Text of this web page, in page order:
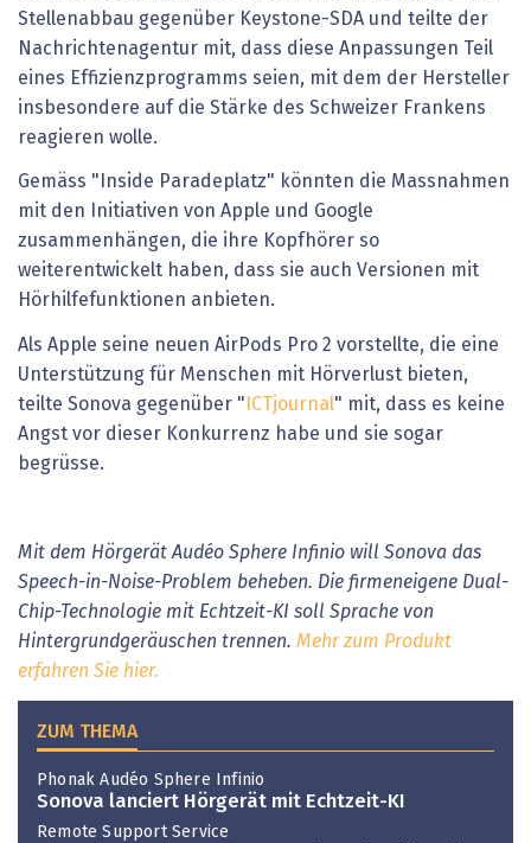
Stellenabbau gegenüber Keystone-SDA und teilte der
Nachrichtenagentur mit, dass diese Anpassungen Teil
eines Effizienzprogramms seien, mit dem der Hersteller
insbesondere auf die Stärke des Schweizer Frankens
reagieren wolle.
Gemäss "Inside Paradeplatz" könnten die Massnahmen
mit den Initiativen von Apple und Google
zusammenhängen, die ihre Kopfhörer so
weiterentwickelt haben, dass sie auch Versionen mit
Hörhilfefunktionen anbieten.
Als Apple seine neuen AirPods Pro 2 vorstellte, die eine
Unterstützung für Menschen mit Hörverlust bieten,
teilte Sonova gegenüber " ICTjournal" mit, dass es keine
Angst vor dieser Konkurrenz habe und sie sogar
begrüsse.
Mit dem Hörgerät Audéo Sphere Infinio will Sonova das
Speech-in-Noise-Problem beheben. Die firmeneigene Dual-
Chip-Technologie mit Echtzeit-KI soll Sprache von
Hintergrundgeräuschen trennen. Mehr zum Produkt
erfahren Sie hier.
ZUM THEMA
Phonak Audéo Sphere Infinio
Sonova lanciert Hörgerät mit Echtzeit-KI
Remote Support Service